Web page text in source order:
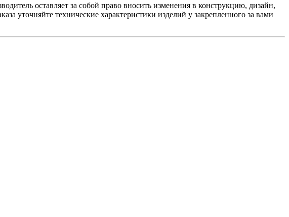
оставляет за собой право вносить изменения в конструкцию, дизайн,
уточняйте технические характеристики изделий у закрепленного за вами